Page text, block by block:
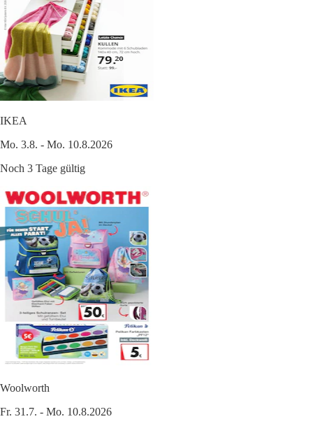
IKEA
Mo. 3.8. - Mo. 10.8.2026
Noch 3 Tage gültig
Woolworth
Fr. 31.7. - Mo. 10.8.2026